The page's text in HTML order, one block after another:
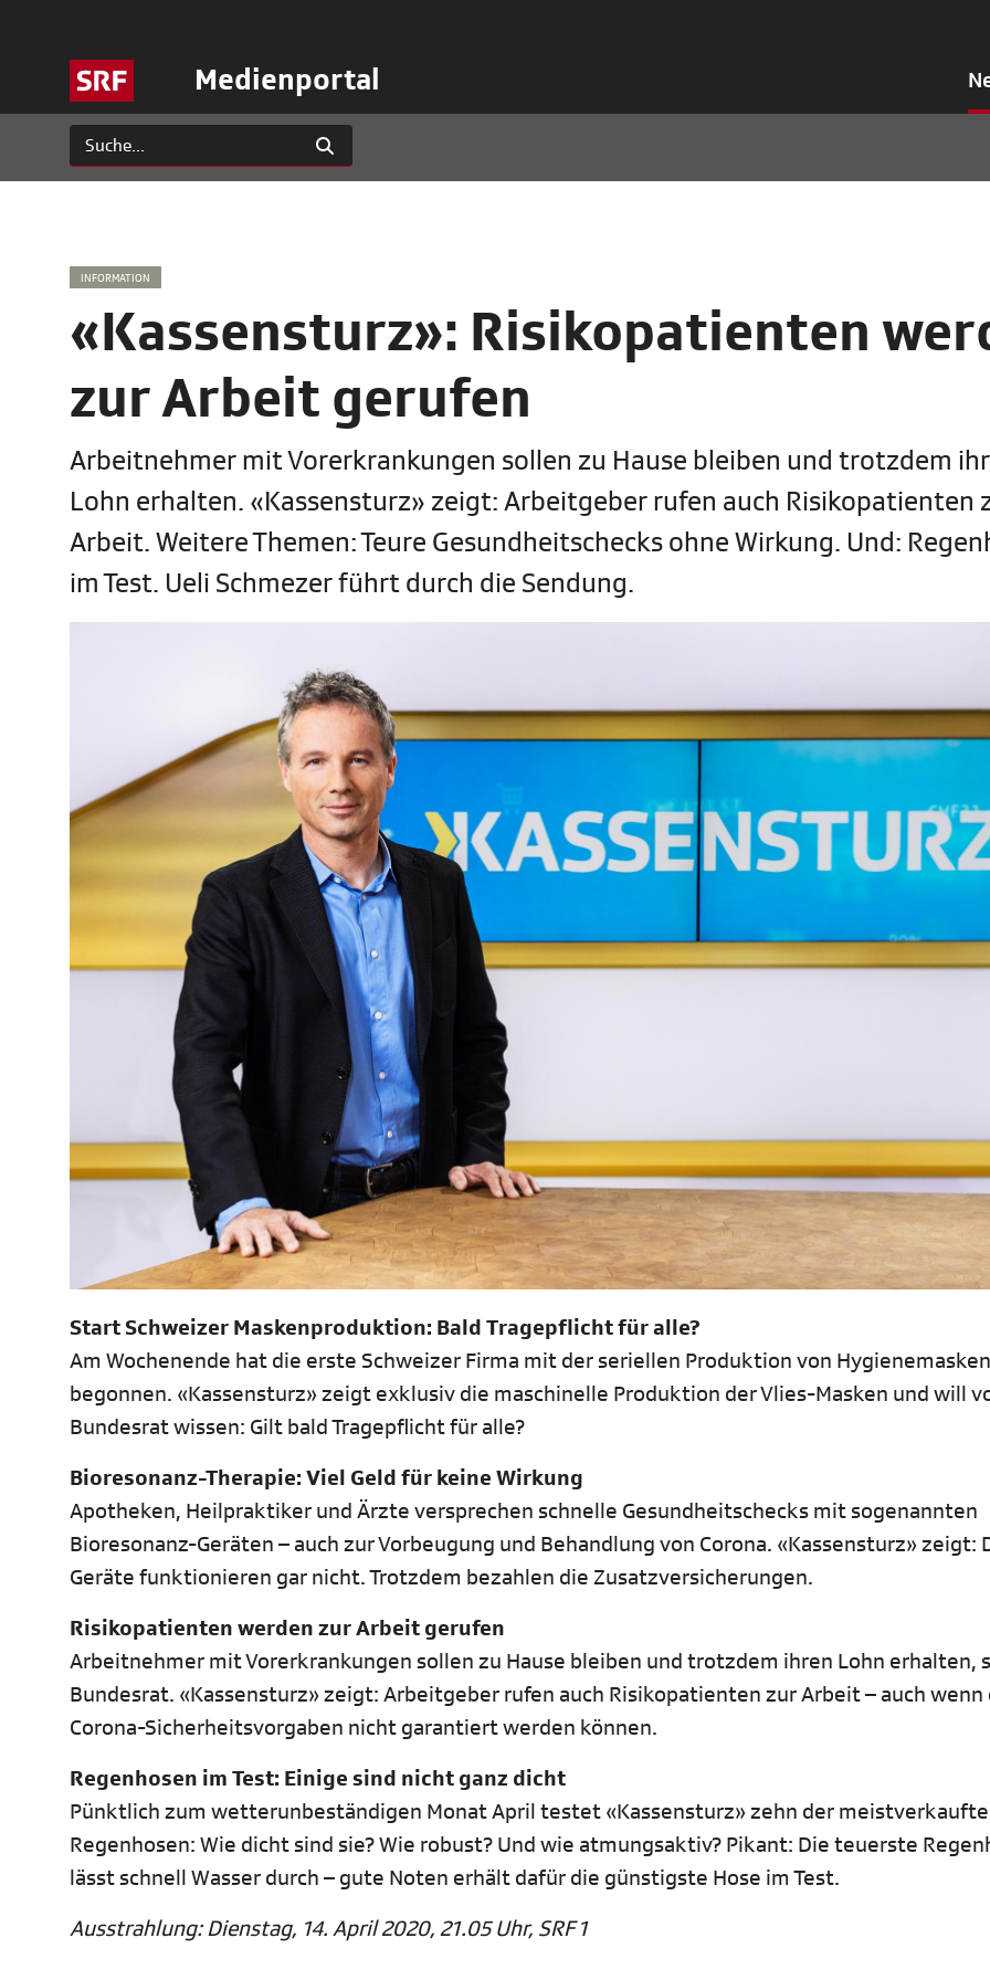
Medienportal
INFORMATION
«Kassensturz»: Risikopatienten
zur Arbeit gerufen
Arbeitnehmer mit Vorerkrankungen sollen zu Hause bleiben und trotzdem
Lohn erhalten. «Kassensturz» zeigt: Arbeitgeber rufen auch Risikopatienten
Arbeit. Weitere Themen: Teure Gesundheitschecks ohne Wirkung. Und:
im Test. Ueli Schmezer führt durch die Sendung.
Start Schweizer Maskenproduktion: Bald Tragepflicht für alle?
Am Wochenende hat die erste Schweizer Firma mit der seriellen Produktion von Hygienemasken
begonnen. «Kassensturz» zeigt exklusiv die maschinelle Produktion der Vlies-Masken und will
Bundesrat wissen: Gilt bald Tragepflicht für alle?
Bioresonanz-Therapie: Viel Geld für keine Wirkung
Apotheken, Heilpraktiker und Ärzte versprechen schnelle Gesundheitschecks mit sogenannten
Bioresonanz-Geräten – auch zur Vorbeugung und Behandlung von Corona. «Kassensturz» zeigt:
Geräte funktionieren gar nicht. Trotzdem bezahlen die Zusatzversicherungen.
Risikopatienten werden zur Arbeit gerufen
Arbeitnehmer mit Vorerkrankungen sollen zu Hause bleiben und trotzdem ihren Lohn erhalten,
Bundesrat. «Kassensturz» zeigt: Arbeitgeber rufen auch Risikopatienten zur Arbeit – auch wenn
Corona-Sicherheitsvorgaben nicht garantiert werden können.
Regenhosen im Test: Einige sind nicht ganz dicht
Pünktlich zum wetterunbeständigen Monat April testet «Kassensturz» zehn der
Regenhosen: Wie dicht sind sie? Wie robust? Und wie atmungsaktiv? Pikant: Die teuerste
lässt schnell Wasser durch – gute Noten erhält dafür die günstigste Hose im Test.
Ausstrahlung: Dienstag, 14. April 2020, 21.05 Uhr, SRF 1